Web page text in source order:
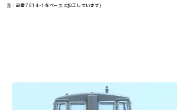
形：品番7014-1をベースに加工しています）​​